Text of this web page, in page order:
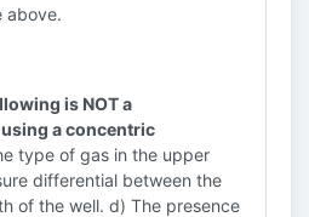
above.
is NOT a
a concentric
type of gas in the upper
differential between the
of the well. d) The presence